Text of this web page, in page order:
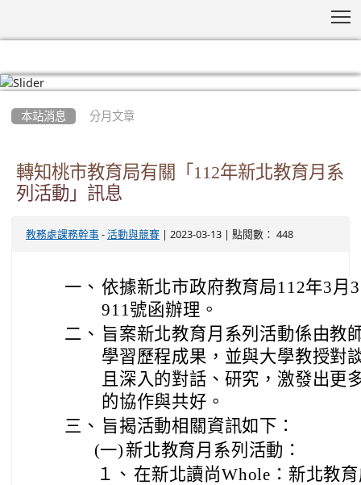
本站消息 分月文章
轉知桃市教育局有關「112年新北教育月系
列活動」訊息
教務處課務幹事 - 活動與競賽 | 2023-03-13 | 點閱數： 448
一、 依據新北市政府教育局112年3月
911號函辦理。
二、 旨案新北教育月系列活動係由教
學習歷程成果，並與大學教授對
且深入的對話、研究，激發出更
的協作與共好。
三、 旨揭活動相關資訊如下：
(一) 新北教育月系列活動：
１、 在新北讀尚Whole：新北教